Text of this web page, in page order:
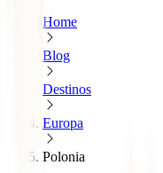
Home
Blog
Destinos
Europa
Polonia